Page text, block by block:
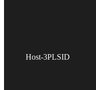
Host-3PLSID